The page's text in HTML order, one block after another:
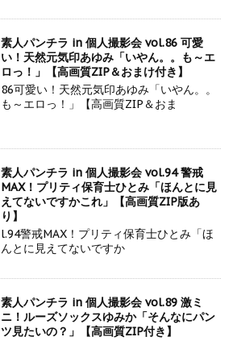
素人パンチラ in 個人撮影会 vol.86 可愛
い！天然元気印あゆみ「いやん。。も～エ
ロっ！」【高画質ZIP＆おまけ付き】
86可愛い！天然元気印あゆみ「いやん。。
も～エロっ！」【高画質ZIP＆おま
素人パンチラ in 個人撮影会 vol.94 警戒
MAX！プリティ保育士ひとみ「ほんとに見
えてないですかこれ」【高画質ZIP版あ
り】
l.94警戒MAX！プリティ保育士ひとみ「ほ
んとに見えてないですか
素人パンチラ in 個人撮影会 vol.89 激ミ
ニ！ルーズソックスゆみか「そんなにパン
ツ見たいの？」【高画質ZIP付き】